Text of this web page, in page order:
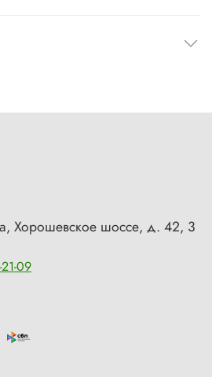
Хорошевское шоссе, д. 42, 3
09